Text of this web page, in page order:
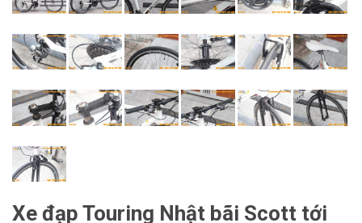
Xe đạp Touring Nhật bãi Scott tới